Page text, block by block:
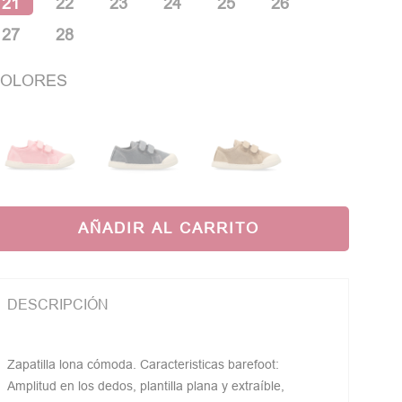
27
28
AÑADIR AL CARRITO
DESCRIPCIÓN
Zapatilla lona cómoda. Caracteristicas barefoot:
Amplitud en los dedos, plantilla plana y extraíble,